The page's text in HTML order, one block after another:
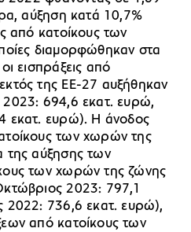
αύξηση κατά 10,7%
από κατοίκους των
διαμορφώθηκαν στα
εισπράξεις από
της ΕΕ-27 αυξήθηκαν
694,6 εκατ. ευρώ,
εκατ. ευρώ). Η άνοδος
των χωρών της
της αύξησης των
των χωρών της ζώνης
2023: 797,1
2022: 736,6 εκατ. ευρώ),
από κατοίκους των